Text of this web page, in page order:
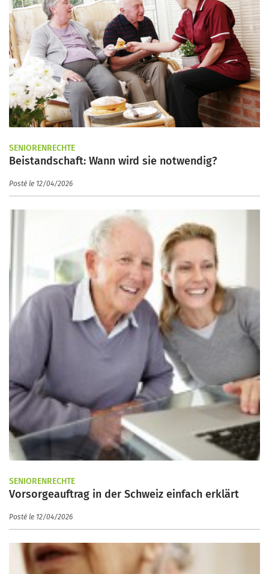
SENIORENRECHTE
Beistandschaft: Wann wird sie notwendig?
Posté le 12/04/2026
SENIORENRECHTE
Vorsorgeauftrag in der Schweiz einfach erklärt
Posté le 12/04/2026